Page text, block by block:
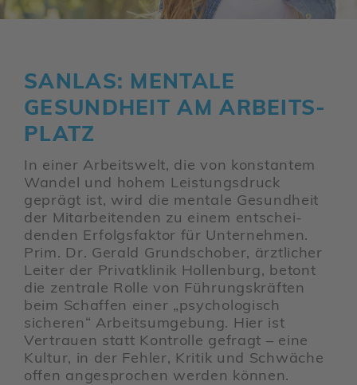
SANLAS: MENTALE
GESUND­HEIT AM ARBEITS­
PLATZ
In einer Arbeits­welt, die von konstantem
Wandel und hohem Leis­tungs­druck
geprägt ist, wird die mentale Gesund­heit
der Mitar­bei­tenden zu einem entschei­
denden Erfolgs­faktor für Unter­nehmen.
Prim. Dr. Gerald Grund­schober, ärzt­li­cher
Leiter der Privat­klinik Hollen­burg, betont
die zentrale Rolle von Führungs­kräften
beim Schaffen einer „psycho­lo­gisch
sicheren“ Arbeits­um­ge­bung. Hier ist
Vertrauen statt Kontrolle gefragt – eine
Kultur, in der Fehler, Kritik und Schwäche
offen ange­spro­chen werden können.